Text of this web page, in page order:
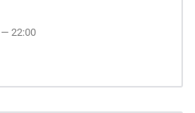
22:00